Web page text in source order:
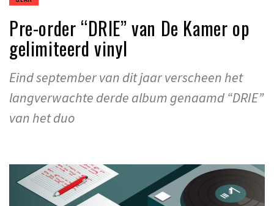
Pre-order “DRIE” van De Kamer op
gelimiteerd vinyl
Eind september van dit jaar verscheen het
langverwachte derde album genaamd “DRIE”
van het duo